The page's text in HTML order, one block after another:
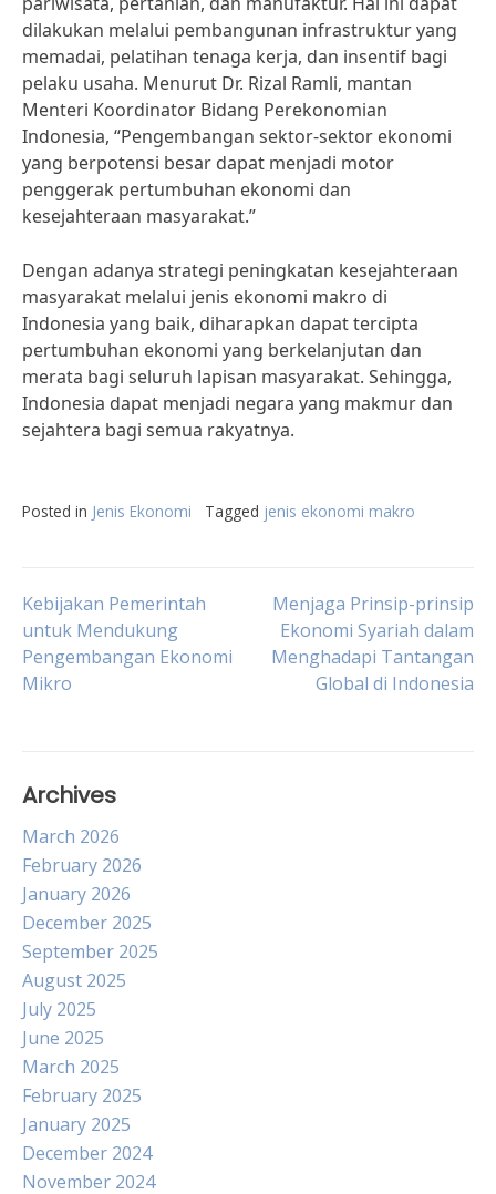
dilakukan melalui pembangunan infrastruktur yang
memadai, pelatihan tenaga kerja, dan insentif bagi
pelaku usaha. Menurut Dr. Rizal Ramli, mantan
Menteri Koordinator Bidang Perekonomian
Indonesia, “Pengembangan sektor-sektor ekonomi
yang berpotensi besar dapat menjadi motor
penggerak pertumbuhan ekonomi dan
kesejahteraan masyarakat.”
Dengan adanya strategi peningkatan kesejahteraan
masyarakat melalui jenis ekonomi makro di
Indonesia yang baik, diharapkan dapat tercipta
pertumbuhan ekonomi yang berkelanjutan dan
merata bagi seluruh lapisan masyarakat. Sehingga,
Indonesia dapat menjadi negara yang makmur dan
sejahtera bagi semua rakyatnya.
Posted in Jenis Ekonomi Tagged jenis ekonomi makro
Post
navigation
Kebijakan Pemerintah
untuk Mendukung
Pengembangan Ekonomi
Mikro
Menjaga Prinsip-prinsip
Ekonomi Syariah dalam
Menghadapi Tantangan
Global di Indonesia
Archives
March 2026
February 2026
January 2026
December 2025
September 2025
August 2025
July 2025
June 2025
March 2025
February 2025
January 2025
December 2024
November 2024